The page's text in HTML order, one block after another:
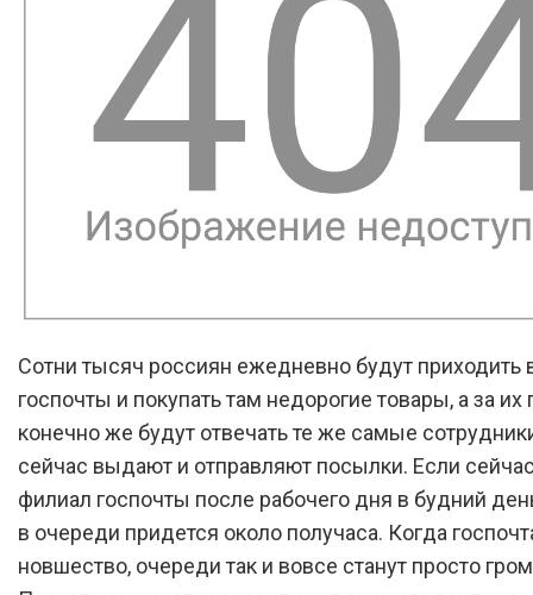
Сотни тысяч россиян ежедневно будут приходить
госпочты и покупать там недорогие товары, а за
конечно же будут отвечать те же самые
сейчас выдают и отправляют посылки. Если
филиал госпочты после рабочего дня в будний
в очереди придется около получаса. Когда
новшество, очереди так и вовсе станут просто